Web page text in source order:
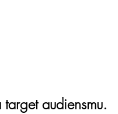
audiensmu.